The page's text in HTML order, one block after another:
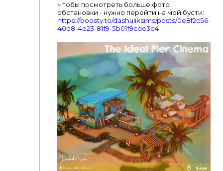
Чтобы посмотреть больше фото
обстановки - нужно перейти на мой бусти:
https://boosty.to/dashuliksims/posts/0e8f2c56-
40d8-4e23-81f9-5b01f9cde3c4